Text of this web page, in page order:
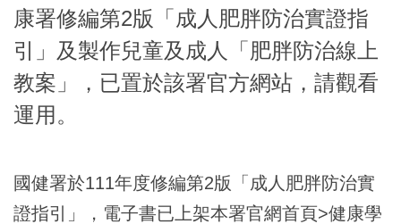
康署修編第2版「成人肥胖防治實證指
引」及製作兒童及成人「肥胖防治線上
教案」，已置於該署官方網站，請觀看
運用。
國健署於111年度修編第2版「成人肥胖防治實
證指引」，電子書已上架本署官網首頁>健康學